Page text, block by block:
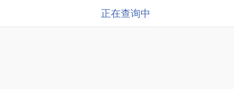
正在查询中